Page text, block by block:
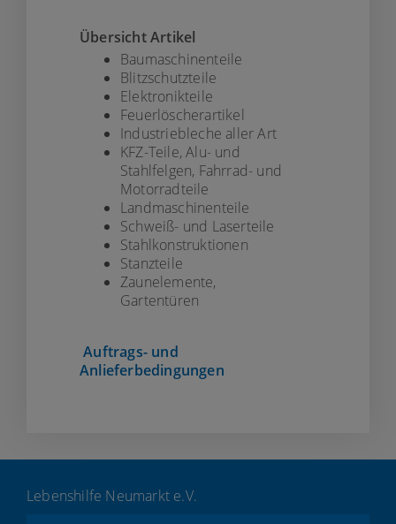
Übersicht Artikel
Baumaschinenteile
Blitzschutzteile
Elektronikteile
Feuerlöscherartikel
Industriebleche aller Art
KFZ-Teile, Alu- und
Stahlfelgen, Fahrrad- und
Motorradteile
Landmaschinenteile
Schweiß- und Laserteile
Stahlkonstruktionen
Stanzteile
Zaunelemente,
Gartentüren
Auftrags- und
Anlieferbedingungen
Lebenshilfe Neumarkt e.V.